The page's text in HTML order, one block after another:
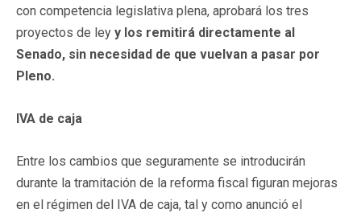
con competencia legislativa plena, aprobará los tres
proyectos de ley y los remitirá directamente al
Senado, sin necesidad de que vuelvan a pasar por
Pleno.
IVA de caja
Entre los cambios que seguramente se introducirán
durante la tramitación de la reforma fiscal figuran mejoras
en el régimen del IVA de caja, tal y como anunció el